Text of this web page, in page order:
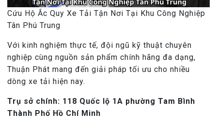
Cứu Hộ Ắc Quy Xe Tải Tận Nơi Tại Khu Công Nghiệp
Tân Phú Trung
Với kinh nghiệm thực tế, đội ngũ kỹ thuật chuyên
nghiệp cùng nguồn sản phẩm chính hãng đa dạng,
Thuận Phát mang đến giải pháp tối ưu cho nhiều
dòng xe tải hiện nay.
Trụ sở chính: 118 Quốc lộ 1A phường Tam Bình
Thành Phố Hồ Chí Minh